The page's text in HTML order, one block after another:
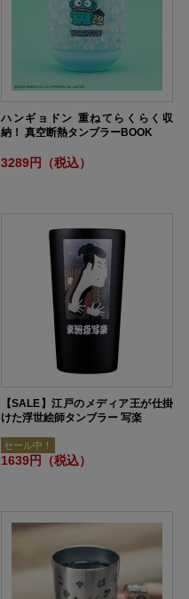
ハンギョドン 重ねてらくらく収
納！ 真空断熱タンブラーBOOK
3289円（税込）
【SALE】江戸のメディア王が仕掛
けた浮世絵師タンブラー 写楽
セール中！
1639円（税込）